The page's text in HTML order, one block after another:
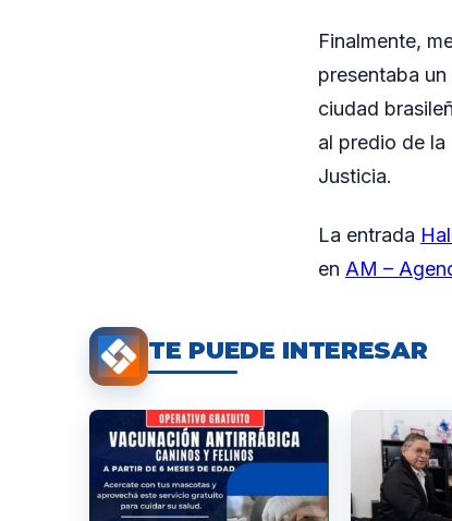
Finalmente,
presentaba
ciudad
al predio de
Justicia.
La entrada
en AM –
TE PUEDE INTERESAR